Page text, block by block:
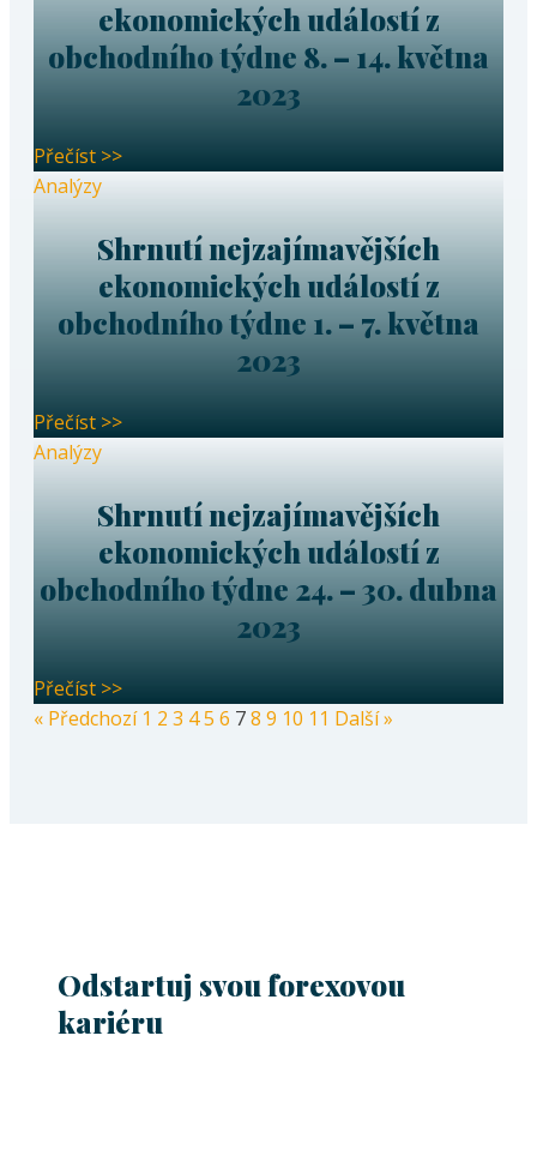
ekonomických událostí z
obchodního týdne 8. – 14. května
2023
Přečíst >>
Analýzy
Shrnutí nejzajímavějších
ekonomických událostí z
obchodního týdne 1. – 7. května
2023
Přečíst >>
Analýzy
Shrnutí nejzajímavějších
ekonomických událostí z
obchodního týdne 24. – 30. dubna
2023
Přečíst >>
« Předchozí 1 2 3 45 6 78 9 10 11 Další »
Odstartuj svou forexovou
kariéru